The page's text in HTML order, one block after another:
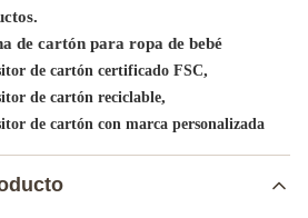
de cartón para ropa de bebé
de cartón certificado FSC,
de cartón reciclable,
de cartón con marca personalizada